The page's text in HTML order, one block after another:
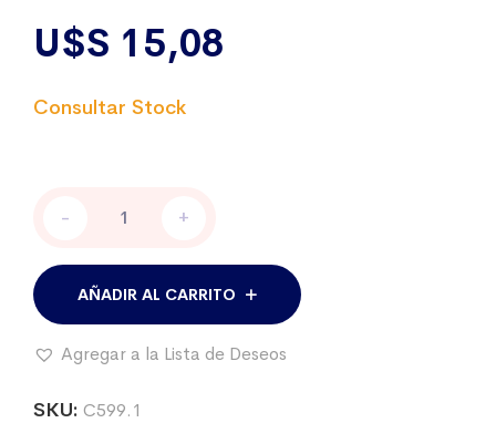
U$S 15,08
plástica
lt.,
Con
corto.
- +
AÑADIR AL CARRITO
Agregar a la Lista de Deseos
SKU: C599.1